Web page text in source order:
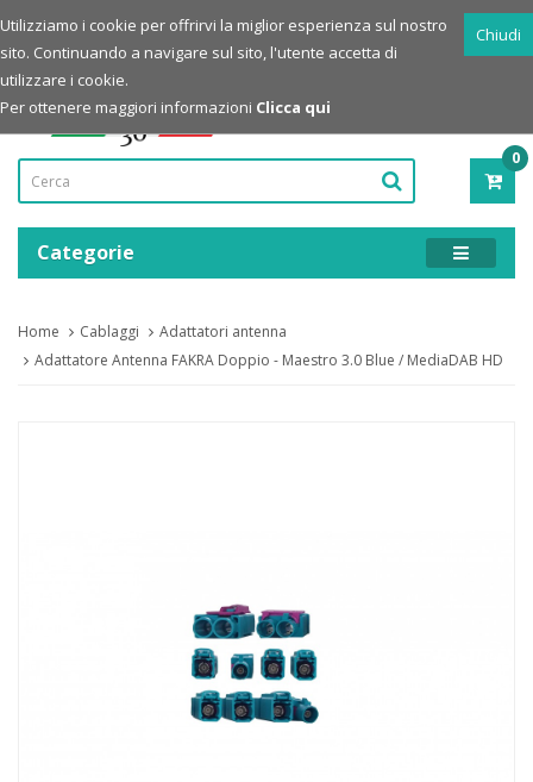
Login
Registrazione
Powered by
0
-
Categorie
Home Cablaggi
Adattatori antenna
Adattatore Antenna FAKRA Doppio - Maestro 3.0 Blue / MediaDAB HD
Chiudi
Utilizziamo i cookie per offrirvi la miglior esperienza sul nostro
sito. Continuando a navigare sul sito, l'utente accetta di
utilizzare i cookie.
Per ottenere maggiori informazioni Clicca qui